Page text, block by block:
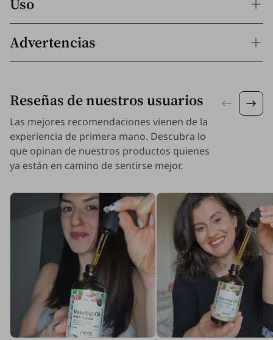
Advertencias
Reseñas de nuestros usuarios
Las mejores recomendaciones vienen de la
experiencia de primera mano. Descubra lo
que opinan de nuestros productos quienes
ya están en camino de sentirse mejor.